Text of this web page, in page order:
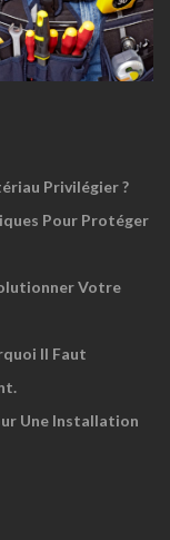
Privilégier ?
Pour Protéger
Votre
Il Faut
Une Installation